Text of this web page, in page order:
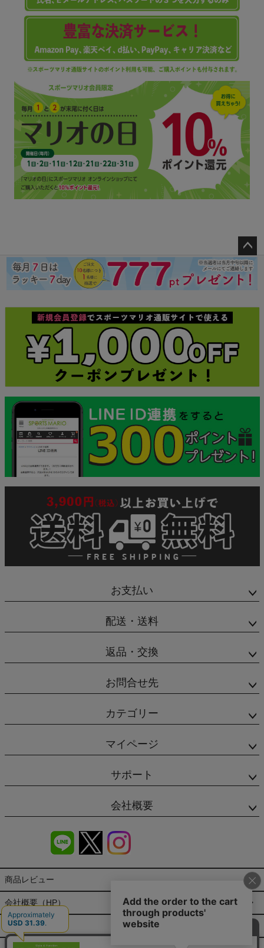
ペー
ジト
ップ
お支払い
配送・送料
返品・交換
お問合せ先
カテゴリー
マイページ
サポート
会社概要
商品レビュー
会社概要（HP）
店舗情報